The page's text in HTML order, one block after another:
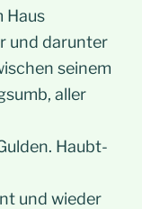
Haus
und darunter
seinem
aller
Haubt-
und wieder